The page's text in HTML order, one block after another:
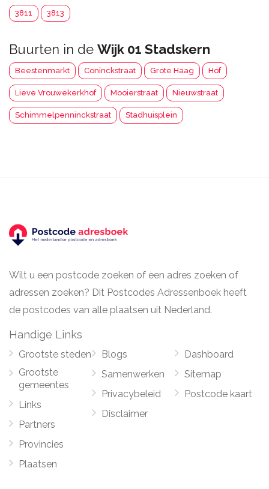
3811 3813
Buurten in de Wijk 01 Stadskern
Beestenmarkt Coninckstraat Grote Haag Hof
Lieve Vrouwekerkhof Mooierstraat Nieuwstraat
Schimmelpenninckstraat Stadhuisplein
Wilt u een postcode zoeken of een adres zoeken of
adressen zoeken? Dit Postcodes Adressenboek heeft
de postcodes van alle plaatsen uit Nederland.
Handige Links
Grootste steden
Grootste
gemeentes
Links
Partners
Provincies
Plaatsen
Blogs
Samenwerken
Privacybeleid
Disclaimer
Dashboard
Sitemap
Postcode kaart